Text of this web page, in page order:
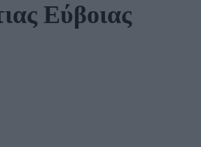
Εύβοιας